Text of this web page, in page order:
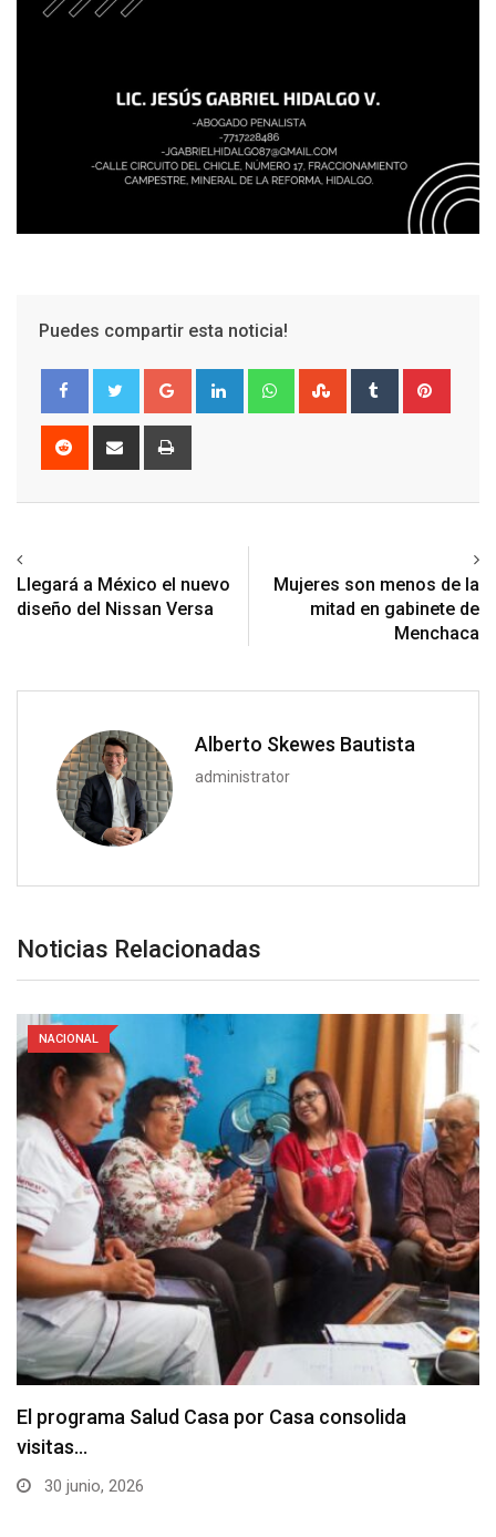
Puedes compartir esta noticia!
Google+ LinkedIn WhatsappStumbleUpon
Tumblr
Reddit
Share
Llegará a México el nuevo
diseño del Nissan Versa
Mujeres son menos de la
mitad en gabinete de
Menchaca
Alberto Skewes Bautista
administrator
Noticias Relacionadas
NACIONAL
El programa Salud Casa por Casa consolida
visitas…
30 junio, 2026